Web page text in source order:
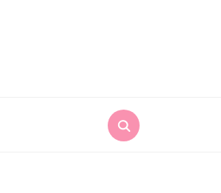
Search
for: